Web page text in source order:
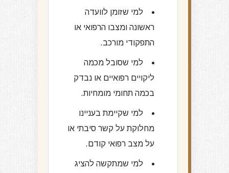
למי שזומן לוועדה
ראשונה ומצבו הרפואי או
התפקודי מורכב.
למי שסובל מכמה
ליקויים רפואיים או נבדק
בכמה תחומי מומחיות.
למי שקיימת בעניינו
מחלוקת על קשר סיבתי או
על מצב רפואי קודם.
למי שמתקשה להציג